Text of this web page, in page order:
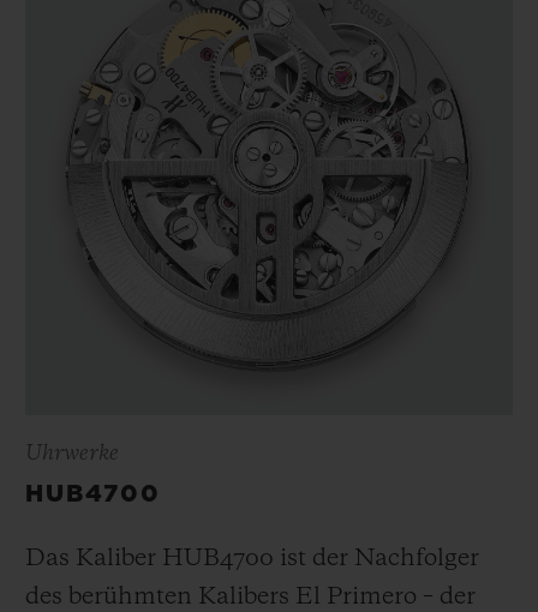
Uhrwerke
HUB4700
Das Kaliber HUB4700 ist der Nachfolger
des berühmten Kalibers El Primero – der